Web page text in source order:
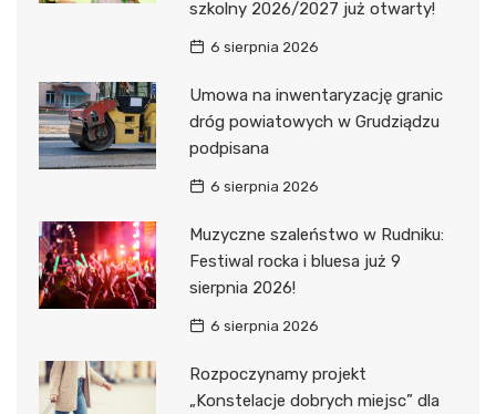
szkolny 2026/2027 już otwarty!
6 sierpnia 2026
Umowa na inwentaryzację granic
dróg powiatowych w Grudziądzu
podpisana
6 sierpnia 2026
Muzyczne szaleństwo w Rudniku:
Festiwal rocka i bluesa już 9
sierpnia 2026!
6 sierpnia 2026
Rozpoczynamy projekt
„Konstelacje dobrych miejsc” dla